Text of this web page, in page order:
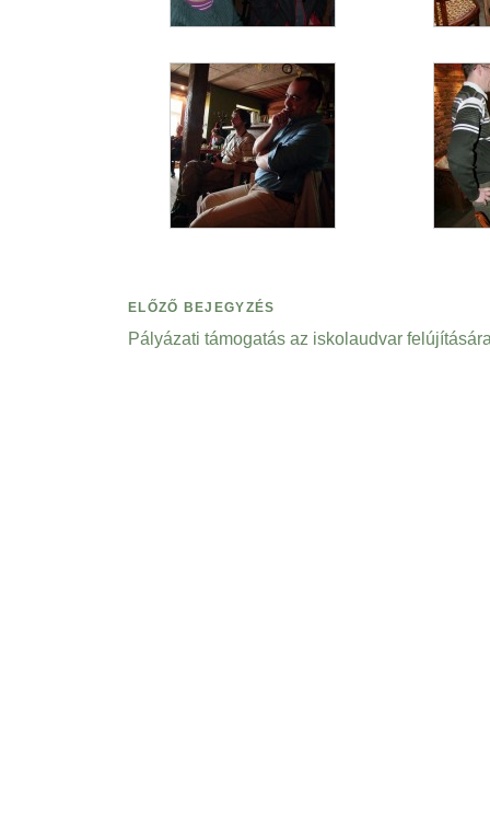
ELŐZŐ BEJEGYZÉS
Pályázati támogatás az iskolaudvar